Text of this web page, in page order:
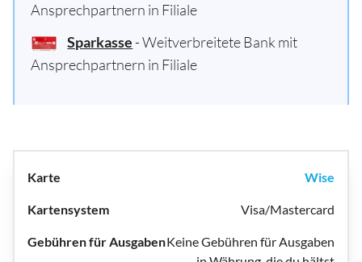
Ansprechpartnern in Filiale
Sparkasse - Weitverbreitete Bank mit
Ansprechpartnern in Filiale
Wise
Visa/Mastercard
Keine Gebühren für Ausgaben